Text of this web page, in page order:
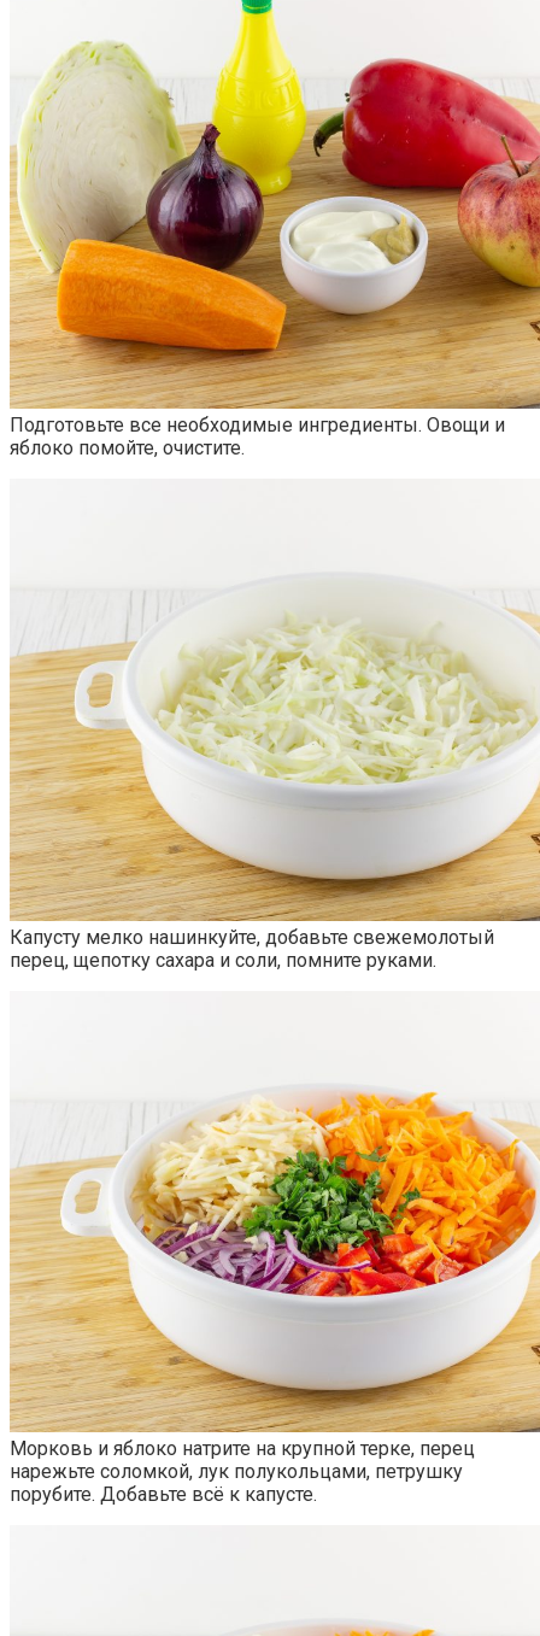
Подготовьте все необходимые ингредиенты. Овощи и
яблоко помойте, очистите.
Капусту мелко нашинкуйте, добавьте свежемолотый
перец, щепотку сахара и соли, помните руками.
Морковь и яблоко натрите на крупной терке, перец
нарежьте соломкой, лук полукольцами, петрушку
порубите. Добавьте всё к капусте.